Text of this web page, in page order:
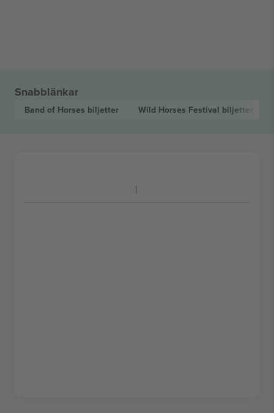
Snabblänkar
Band of Horses biljetter Wild Horses Festival biljetter